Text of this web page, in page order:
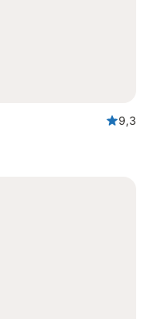
9,3